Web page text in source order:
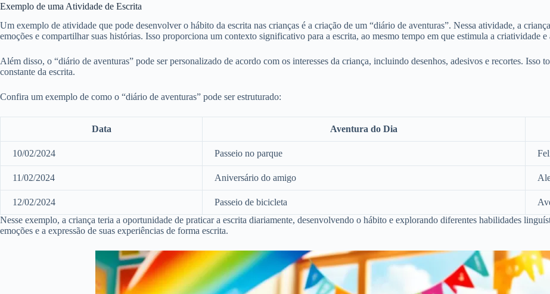
Exemplo de uma Atividade de Escrita
Um exemplo de atividade que pode desenvolver o hábito da escrita nas crianças é a criação de um “diário de aventuras”. Nessa atividade, a
emoções e compartilhar suas histórias. Isso proporciona um contexto significativo para a escrita, ao mesmo tempo em que estimula a criatividade e
Além disso, o “diário de aventuras” pode ser personalizado de acordo com os interesses da criança, incluindo desenhos, adesivos e recortes. Isso
constante da escrita.
Confira um exemplo de como o “diário de aventuras” pode ser estruturado:
Data Aventura do Dia
10/02/2024 Passeio no parque
11/02/2024 Aniversário do amigo
12/02/2024 Passeio de bicicleta
Nesse exemplo, a criança teria a oportunidade de praticar a escrita diariamente, desenvolvendo o hábito e explorando diferentes habilidades
emoções e a expressão de suas experiências de forma escrita.